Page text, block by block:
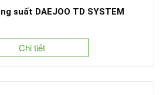
suất DAEJOO TD SYSTEM
Chi tiết